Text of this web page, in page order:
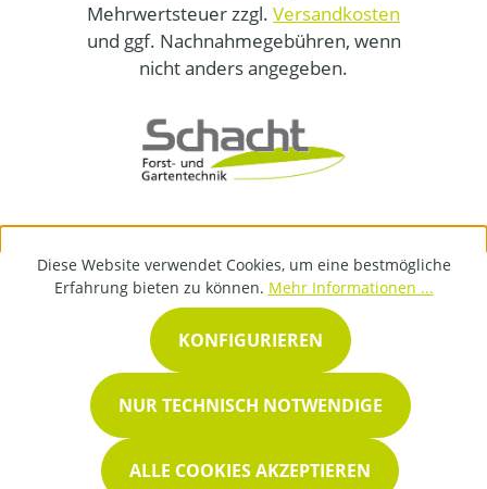
Mehrwertsteuer zzgl. Versandkosten
und ggf. Nachnahmegebühren, wenn
nicht anders angegeben.
Diese Website verwendet Cookies, um eine bestmögliche
Erfahrung bieten zu können. Mehr Informationen ...
NUR TECHNISCH NOTWENDIGE
KONFIGURIEREN
ALLE COOKIES AKZEPTIEREN